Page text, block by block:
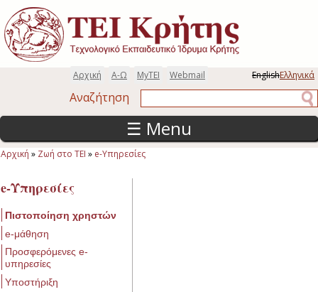
Παράκαμψη προς το κυρίως περιεχόμενο
EnglishΕλληνικά
Webmail
MyTEI
Α-Ω
Αρχική
Αναζήτηση
☰ Menu
Αρχική » Ζωή στο ΤΕΙ » e-Υπηρεσίες
e-Υπηρεσίες
Πιστοποίηση χρηστών
e-μάθηση
Προσφερόμενες e-
υπηρεσίες
Υποστήριξη